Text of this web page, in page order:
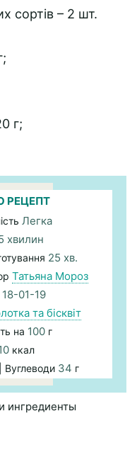
сортів – 2 шт.
г;
РЕЦЕПТ
Легка
хвилин
25 хв.
Татьяна Мороз
18-01-19
та бісквіт
на 100 г
ккал
Вуглеводи 34 г